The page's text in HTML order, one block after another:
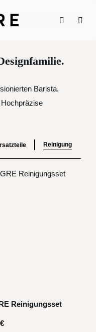
Barista.
Reinigung
Reinigungsset
€